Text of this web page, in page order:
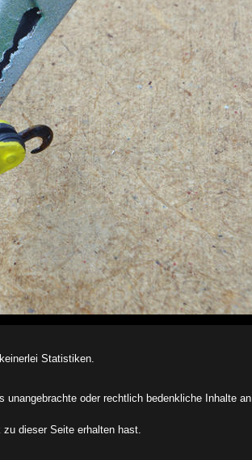
Statistiken.
oder rechtlich bedenkliche Inhalte an
dieser Seite erhalten hast.